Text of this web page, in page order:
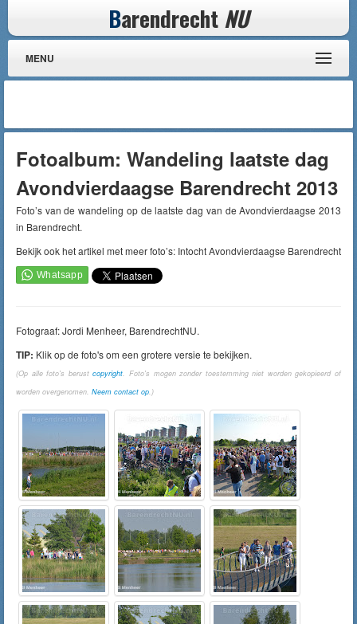
Barendrecht NU
MENU
Fotoalbum: Wandeling laatste dag
Avondvierdaagse Barendrecht 2013
Foto’s van de wandeling op de laatste dag van de Avondvierdaagse 2013
in Barendrecht.
Bekijk ook het artikel met meer foto’s: Intocht Avondvierdaagse Barendrecht
Fotograaf: Jordi Menheer, BarendrechtNU.
TIP: Klik op de foto's om een grotere versie te bekijken.
(Op alle foto's berustcopyright. Foto's mogen zonder toestemming niet worden gekopieerd of
worden overgenomen. Neem contact op.)